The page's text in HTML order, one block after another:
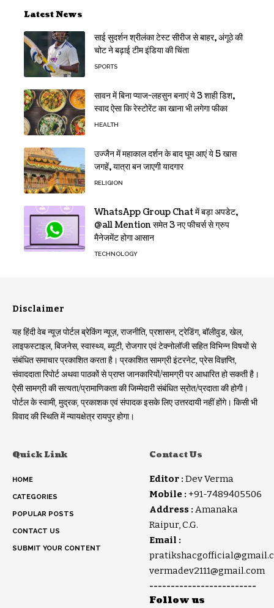
Latest News
साई सुदर्शन श्रीलंका टेस्ट सीरीज से बाहर, अंगूठे की
चोट ने बढ़ाई टीम इंडिया की चिंता
SPORTS
सावन में बिना प्याज-लहसुन बनाएं ये 3 शाही डिश,
स्वाद ऐसा कि रेस्टोरेंट का खाना भी लगेगा फीका
HEALTH
उज्जैन में महाकाल दर्शन के बाद घूम आएं ये 5 खास
जगहें, यात्रा बन जाएगी यादगार
RELIGION
WhatsApp Group Chat में बड़ा अपडेट,
@all Mention समेत 3 नए फीचर्स से ग्रुप
मैनेजमेंट होगा आसान
TECHNOLOGY
Disclaimer
यह हिंदी वेब न्यूज़ पोर्टल ब्रेकिंग न्यूज़, राजनीति, प्रशासन, ट्रेडिंग, बॉलीवुड, खेल,
लाइफस्टाइल, बिजनेस, स्वास्थ्य, ब्यूटी, रोजगार एवं टेक्नोलॉजी सहित विभिन्न विषयों से
संबंधित समाचार प्रकाशित करता है। प्रकाशित सामग्री इंटरनेट, प्रेस विज्ञप्ति,
संवाददाता रिपोर्ट अथवा पाठकों से प्राप्त जानकारियों/सामग्री पर आधारित हो सकती है।
ऐसी सामग्री की सत्यता/प्रामाणिकता की जिम्मेदारी संबंधित स्रोत/प्रदाता की होगी।
पोर्टल के स्वामी, मुद्रक, प्रकाशक एवं संपादक इसके लिए उत्तरदायी नहीं होंगे। किसी भी
विवाद की स्थिति में न्यायक्षेत्र रायपुर होगा।
Quick Link
HOME
CATEGORIES
POPULAR POSTS
CONTACT US
SUBMIT YOUR CONTENT
Contact Us
Editor : Dev Verma
Mobile : +91-7489405506
Address : Amanaka
Raipur, C.G.
Email :
vermadev2111@gmail.com
-------------------------
Follow us